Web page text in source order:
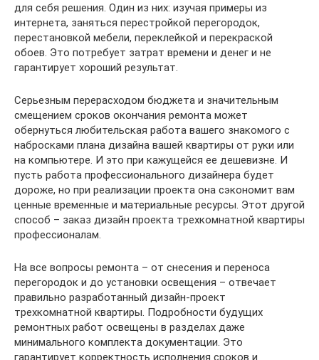
для себя решения. Один из них: изучая примеры из
интернета, заняться перестройкой перегородок,
перестановкой мебели, переклейкой и перекраской
обоев. Это потребует затрат времени и денег и не
гарантирует хороший результат.
Серьезным перерасходом бюджета и значительным
смещением сроков окончания ремонта может
обернуться любительская работа вашего знакомого с
набросками плана дизайна вашей квартиры от руки или
на компьютере. И это при кажущейся ее дешевизне. И
пусть работа профессионального дизайнера будет
дороже, но при реализации проекта она сэкономит вам
ценные временные и материальные ресурсы. Этот другой
способ – заказ дизайн проекта трехкомнатной квартиры
профессионалам.
На все вопросы ремонта – от снесения и переноса
перегородок и до установки освещения – отвечает
правильно разработанный дизайн-проект
трехкомнатной квартиры. Подробности будущих
ремонтных работ освещены в разделах даже
минимального комплекта документации. Это
гарантирует корректность исполнения сроков и